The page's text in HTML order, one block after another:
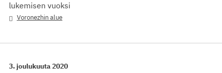
lukemisen vuoksi
Voronezhin alue
3. joulukuuta 2020